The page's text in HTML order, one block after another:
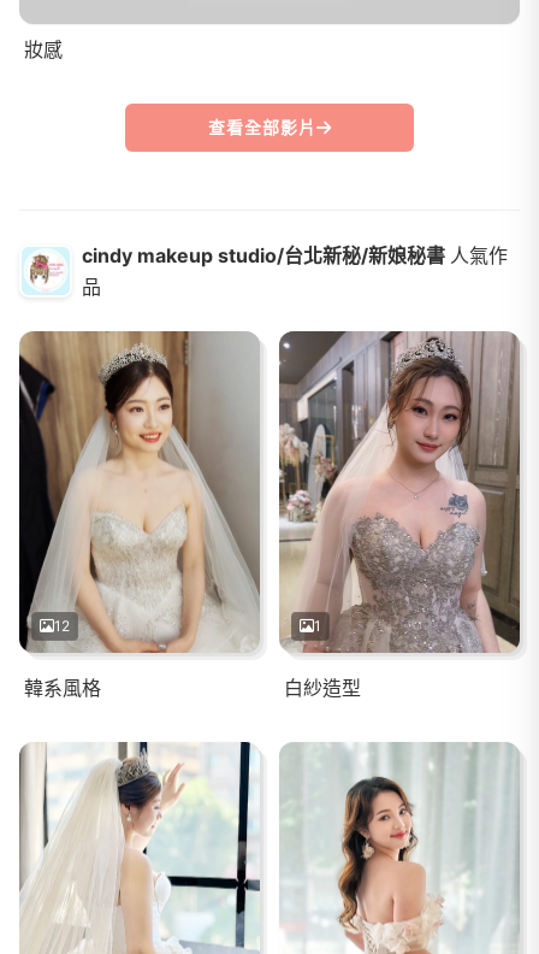
cindy makeup studio/台北新秘/新娘秘書 人氣作
品
12
韓系風格
1
白紗造型
妝感
查看全部影片